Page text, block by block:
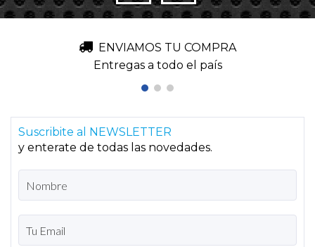
ENVIAMOS TU COMPRA
Entregas a todo el país
Suscribite al NEWSLETTER
y enterate de todas las novedades.